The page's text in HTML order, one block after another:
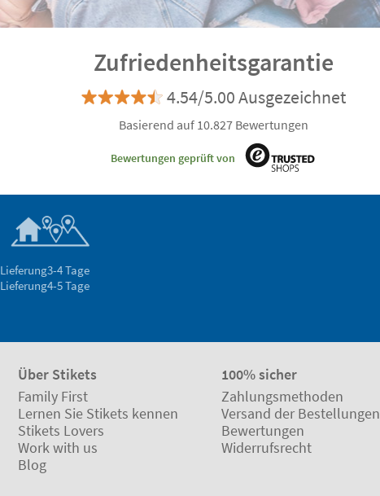
Zufriedenheitsgarantie
4.54/5.00 Ausgezeichnet
Basierend auf 10.827 Bewertungen
Bewertungen geprüft von
Lieferung3-4 Tage
Lieferung4-5 Tage
Über Stikets
Family First
Lernen Sie Stikets kennen
Stikets Lovers
Work with us
Blog
100% sicher
Zahlungsmethoden
Versand der Bestellungen
Bewertungen
Widerrufsrecht